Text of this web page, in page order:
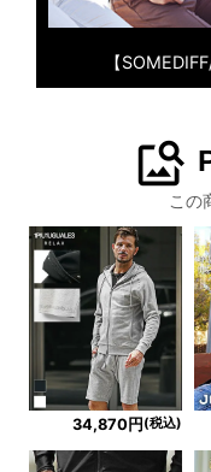
【
image_search
この
34,870円(税込)